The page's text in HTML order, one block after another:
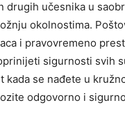
drugih učesnika u
okolnostima.
i pravovremeno
sigurnosti svih
kada se nađete u
odgovorno i